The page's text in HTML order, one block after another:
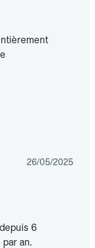
26/05/2025
6
an.